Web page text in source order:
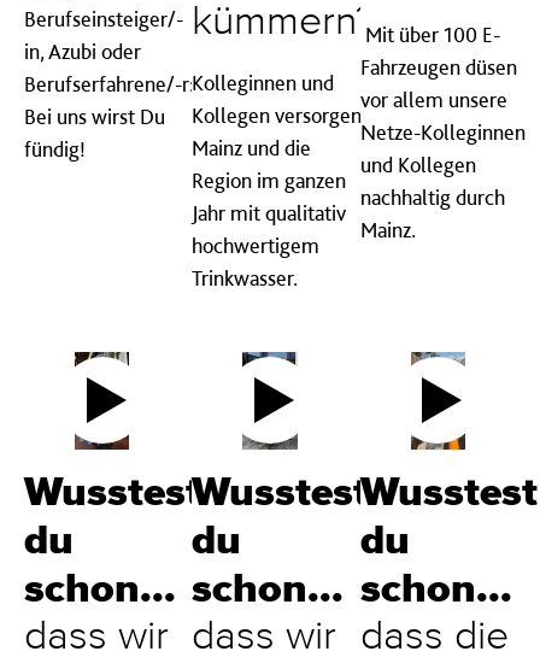
Berufseinsteiger/-
in, Azubi oder
Berufserfahrene/-r:
Bei uns wirst Du
fündig!
kümmern?
Kolleginnen und
Kollegen versorgen
Mainz und die
Region im ganzen
Jahr mit qualitativ
hochwertigem
Trinkwasser.
Mit über 100 E-
Fahrzeugen düsen
vor allem unsere
Netze-Kolleginnen
und Kollegen
nachhaltig durch
Mainz.
Wusstest
du
schon...
dass wir
Wusstest
du
schon...
dass wir
Wusstest
du
schon...
dass die